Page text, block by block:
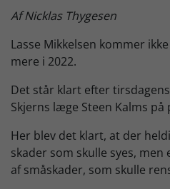
Nyhedsbrev
Køb Billet
Af Nicklas Thygesen
Lasse Mikkelsen kommer
mere i 2022.
Det står klart efter
Skjerns læge Steen Kalms
Her blev det klart, at der
skader som skulle syes,
af småskader, som skulle